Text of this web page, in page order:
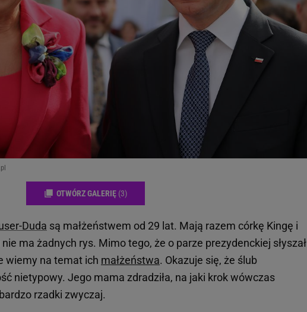
OTWÓRZ GALERIĘ (3)
Duda są małżeństwem od 29 lat. Mają razem córkę Kingę i
ma żadnych rys. Mimo tego, że o parze prezydenckiej słyszał
wiemy na temat ich małżeństwa. Okazuje się, że ślub
nietypowy. Jego mama zdradziła, na jaki krok wówczas
rzadki zwyczaj.